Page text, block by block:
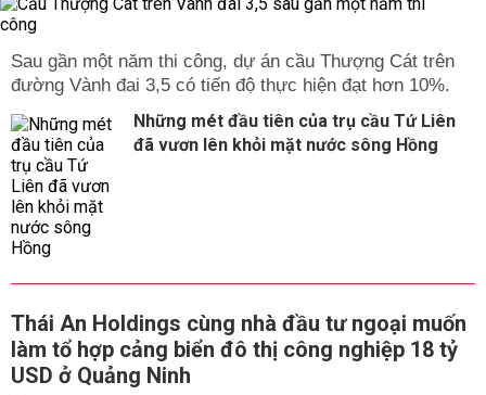
Sau gần một năm thi công, dự án cầu Thượng Cát trên
đường Vành đai 3,5 có tiến độ thực hiện đạt hơn 10%.
Những mét đầu tiên của trụ cầu Tứ Liên
đã vươn lên khỏi mặt nước sông Hồng
Thái An Holdings cùng nhà đầu tư ngoại muốn
làm tổ hợp cảng biển đô thị công nghiệp 18 tỷ
USD ở Quảng Ninh